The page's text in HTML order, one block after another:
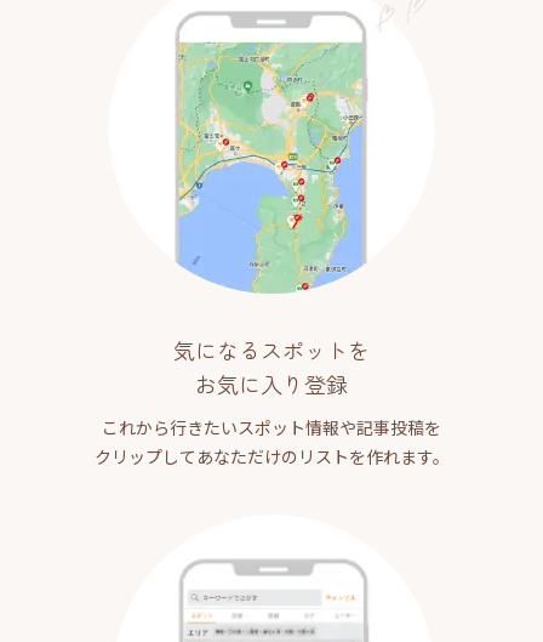
気になるスポットを
お気に入り登録
これから行きたいスポット情報や記事投稿を
クリップしてあなただけのリストを作れます。